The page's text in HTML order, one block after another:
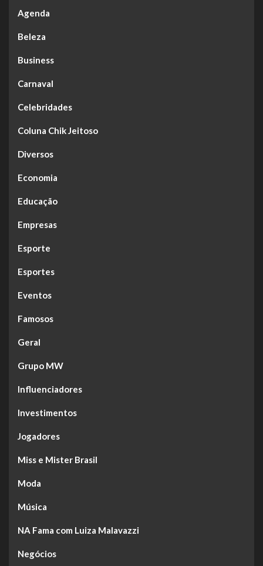
Agenda
Beleza
Business
Carnaval
Celebridades
Coluna Chik Jeitoso
Diversos
Economia
Educação
Empresas
Esporte
Esportes
Eventos
Famosos
Geral
Grupo MW
Influenciadores
Investimentos
Jogadores
Miss e Mister Brasil
Moda
Música
NA Fama com Luiza Malavazzi
Negócios